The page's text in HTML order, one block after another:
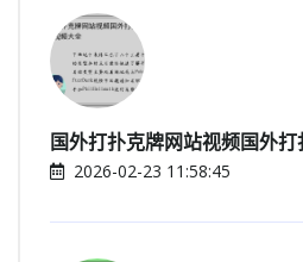
国外打扑克牌网站视频国外
2026-02-23 11:58:45